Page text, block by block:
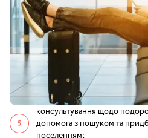
консультування щодо
допомога з пошуком та
поселенням;